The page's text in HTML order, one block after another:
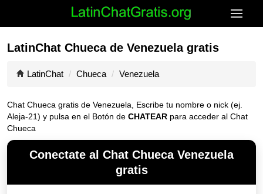
LatinChat Chueca de Venezuela gratis
LatinChat Chueca Venezuela
Chat Chueca gratis de Venezuela, Escribe tu nombre o nick (ej.
Aleja-21) y pulsa en el Botón de CHATEAR para acceder al Chat
Chueca
Conectate al Chat Chueca Venezuela
gratis